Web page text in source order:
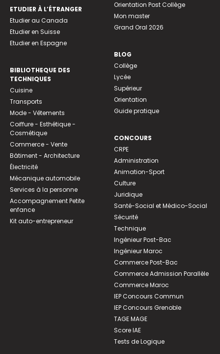
ETUDIER À L’ÉTRANGER
Etudier au Canada
Etudier en Suisse
Etudier en Espagne
BIBLIOTHEQUE DES
TECHNIQUES
Cuisine
Transports
Mode - Vêtements
Coiffure - Esthétique -
Cosmétique
Commerce - Vente
Bâtiment - Architecture
Électricité
Mécanique automobile
Services à la personne
Accompagnement Petite
enfance
Kit auto-entrepreneur
Orientation Post Collège
Mon master
Grand Oral 2026
BLOG
Collège
Lycée
Supérieur
Orientation
Guide pratique
CONCOURS
CRPE
Administration
Animation-Sport
Culture
Juridique
Santé-Social et Médico-Social
Sécurité
Technique
Ingénieur Post-Bac
Ingénieur Maroc
Commerce Post-Bac
Commerce Admission Parallèle
Commerce Maroc
IEP Concours Commun
IEP Concours Grenoble
TAGE MAGE
Score IAE
Tests de Logique